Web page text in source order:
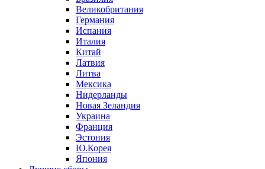
Великобритания
Германия
Испания
Италия
Китай
Латвия
Литва
Мексика
Нидерланды
Новая Зеландия
Украина
Франция
Эстония
Ю.Корея
Япония